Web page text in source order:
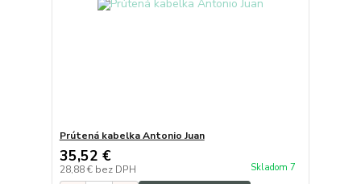
Prútená kabelka Antonio Juan
35,52 €
28,88 € bez DPH Skladom 7